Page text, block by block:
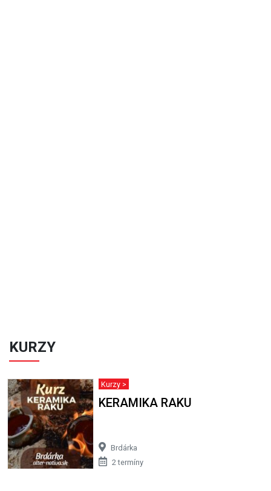
KURZY
Kurzy >
KERAMIKA RAKU
Brdárka
2 termíny